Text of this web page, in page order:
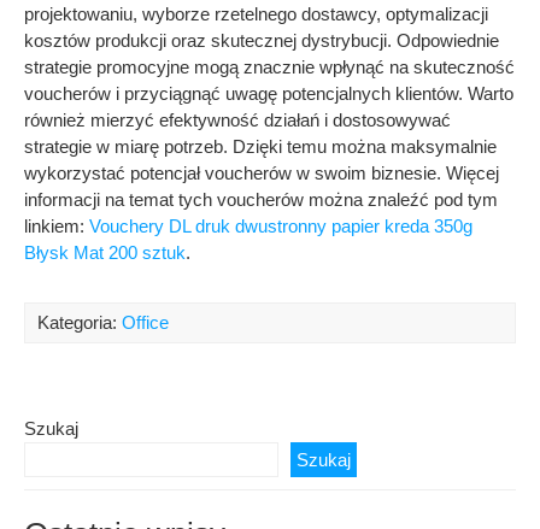
projektowaniu, wyborze rzetelnego dostawcy, optymalizacji
kosztów produkcji oraz skutecznej dystrybucji. Odpowiednie
strategie promocyjne mogą znacznie wpłynąć na skuteczność
voucherów i przyciągnąć uwagę potencjalnych klientów. Warto
również mierzyć efektywność działań i dostosowywać
strategie w miarę potrzeb. Dzięki temu można maksymalnie
wykorzystać potencjał voucherów w swoim biznesie. Więcej
informacji na temat tych voucherów można znaleźć pod tym
linkiem: Vouchery DL druk dwustronny papier kreda 350g
Błysk Mat 200 sztuk.
Kategoria: Office
Szukaj
Szukaj